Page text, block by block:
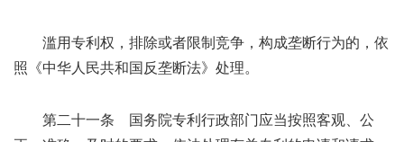
滥用专利权，排除或者限制竞争，构成垄断行为的，依
照《中华人民共和国反垄断法》处理。
第二十一条 国务院专利行政部门应当按照客观、公